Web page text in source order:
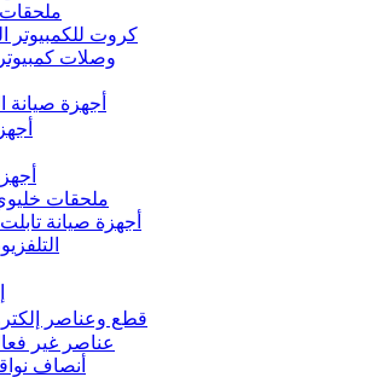
ملحقات
كروت
وصلات
أجهزة صيانة
ملحقات
أجهزة صيانة
قطع وعناصر
عناصر غير
أنصاف